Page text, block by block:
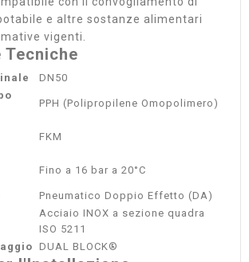
e altre sostanze alimentari
vigenti.
DN50
PPH (Polipropilene Omopolimero)
FKM
Fino a 16 bar a 20°C
Pneumatico Doppio Effetto (DA)
Acciaio INOX a sezione quadra
ISO 5211
DUAL BLOCK®